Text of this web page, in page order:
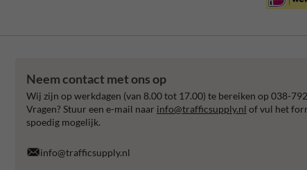
Neem contact met ons op
Wij zijn op werkdagen (van 8.00 tot 17.00) te bereiken op 038-
Vragen? Stuur een e-mail naar info@trafficsupply.nl of vul het
spoedig mogelijk.
info@trafficsupply.nl